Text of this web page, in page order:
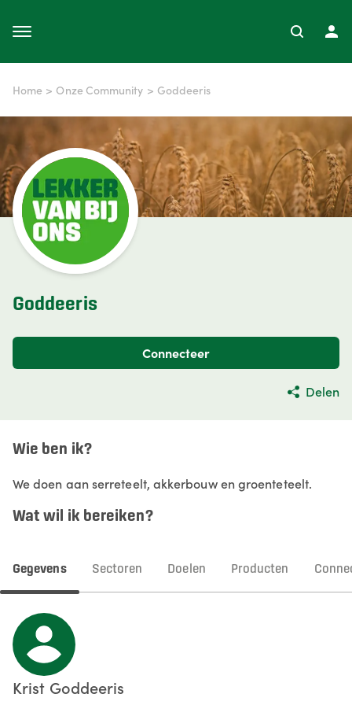
Home > Onze Community > Goddeeris
Goddeeris
Connecteer
Delen
Wie ben ik?
We doen aan serreteelt, akkerbouw en groenteteelt.
Wat wil ik bereiken?
Gegevens Sectoren Doelen Producten
Krist Goddeeris